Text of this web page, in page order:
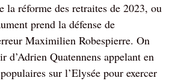
la réforme des retraites de 2023, ou
prend la défense de
Maximilien Robespierre. On
d’Adrien Quatennens appelant en
sur l’Elysée pour exercer